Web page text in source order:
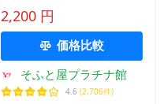
イブラリー2025 / オムニバ
ス(CD) KICW7222
2,200 円
価格比較
そふと屋プラチナ館
4.6 (2,706件)